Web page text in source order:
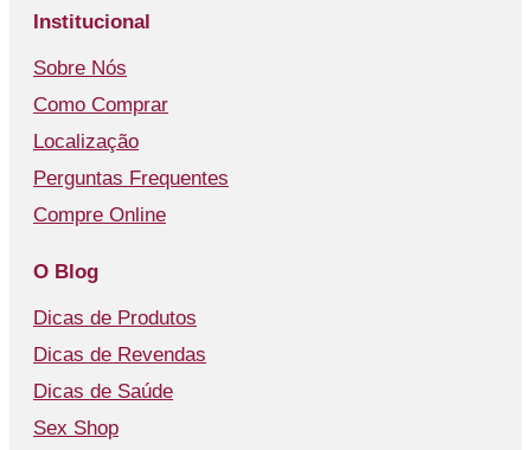
Institucional
Sobre Nós
Como Comprar
Localização
Perguntas Frequentes
Compre Online
O Blog
Dicas de Produtos
Dicas de Revendas
Dicas de Saúde
Sex Shop